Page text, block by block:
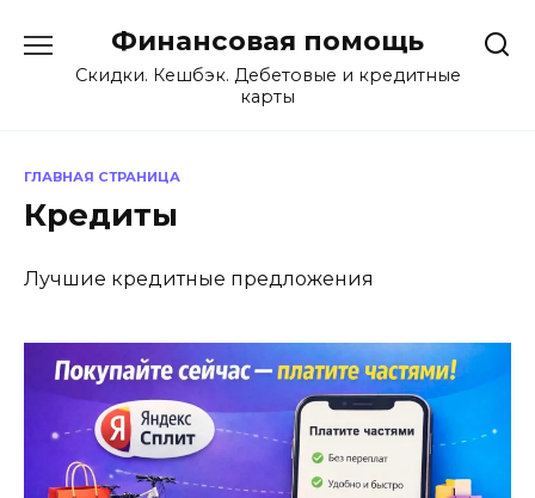
содержанию
Финансовая помощь
Скидки. Кешбэк. Дебетовые и кредитные
карты
ГЛАВНАЯ СТРАНИЦА
Кредиты
Лучшие кредитные предложения